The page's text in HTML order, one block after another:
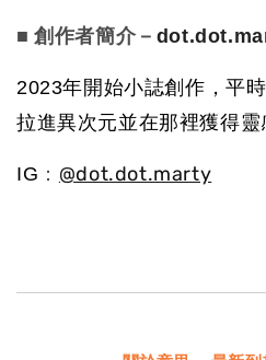
■ 創作者簡介－
2023年開始小誌創作，平
拉進異次元並在那裡獲得靈
IG ： @dot.dot.marty